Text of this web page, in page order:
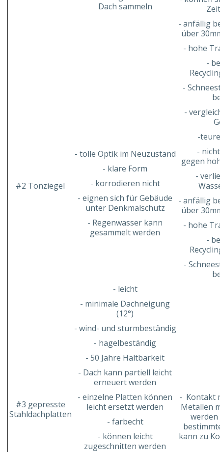
Dach sammeln
- anfällig
über
- hohe
-
-
#2 Tonziegel
- tolle Optik im Neuzustand
- klare Form
- korrodieren nicht
- eignen sich für Gebäude
unter Denkmalschutz
- Regenwasser kann
gesammelt werden
-
-
-
gegen
-
- anfällig
über
- hohe
-
-
#3 gepresste
Stahldachplatten
- leicht
- minimale Dachneigung
(12°)
- wind- und sturmbeständig
- hagelbeständig
- 50 Jahre Haltbarkeit
- Dach kann partiell leicht
erneuert werden
- einzelne Platten können
leicht ersetzt werden
- farbecht
- können leicht
zugeschnitten werden
- Kontakt
Metallen
kann zu